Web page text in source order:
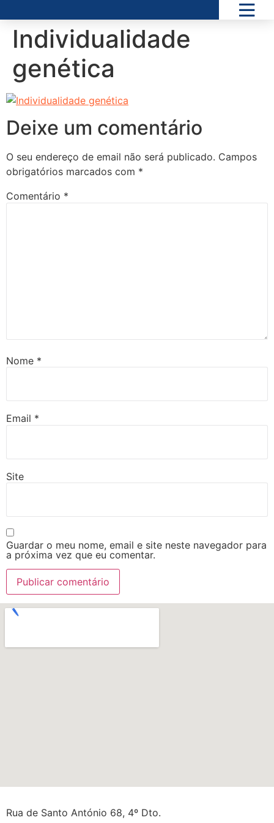
Individualidade
genética
Deixe um comentário
O seu endereço de email não será publicado. Campos
obrigatórios marcados com *
Comentário *
Nome *
Email *
Site
Guardar o meu nome, email e site neste navegador para
a próxima vez que eu comentar.
Rua de Santo António 68, 4º Dto.